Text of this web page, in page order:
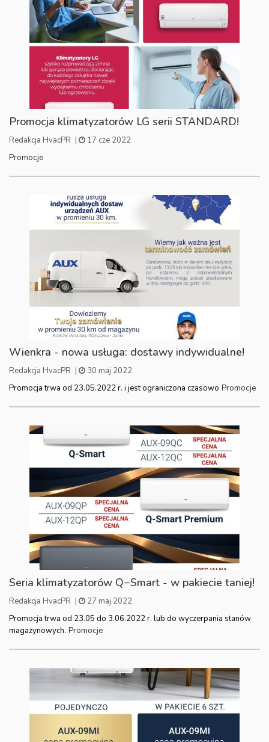
Promocja klimatyzatorów LG serii STANDARD!
Redakcja HvacPR | 17 cze 2022
Promocje
Wienkra - nowa usługa: dostawy indywidualne!
Redakcja HvacPR |
30 maj 2022
Promocja trwa od 23.05.2022 r. i jest ograniczona czasowo Promocje
Seria klimatyzatorów Q−Smart - w pakiecie taniej!
Redakcja HvacPR |
27 maj 2022
Promocja trwa od 23.05 do 3.06.2022 r. lub do wyczerpania stanów
magazynowych. Promocje